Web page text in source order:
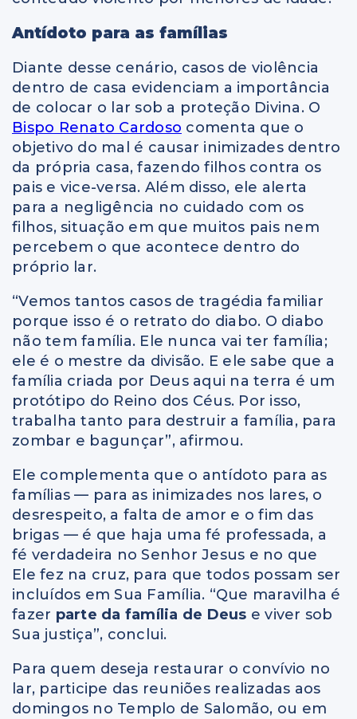
Antídoto para as famílias
Diante desse cenário, casos de violência
dentro de casa evidenciam a importância
de colocar o lar sob a proteção Divina. O
Bispo Renato Cardoso comenta que o
objetivo do mal é causar inimizades dentro
da própria casa, fazendo filhos contra os
pais e vice-versa. Além disso, ele alerta
para a negligência no cuidado com os
filhos, situação em que muitos pais nem
percebem o que acontece dentro do
próprio lar.
“Vemos tantos casos de tragédia familiar
porque isso é o retrato do diabo. O diabo
não tem família. Ele nunca vai ter família;
ele é o mestre da divisão. E ele sabe que a
família criada por Deus aqui na terra é um
protótipo do Reino dos Céus. Por isso,
trabalha tanto para destruir a família, para
zombar e bagunçar”, afirmou.
Ele complementa que o antídoto para as
famílias — para as inimizades nos lares, o
desrespeito, a falta de amor e o fim das
brigas — é que haja uma fé professada, a
fé verdadeira no Senhor Jesus e no que
Ele fez na cruz, para que todos possam ser
incluídos em Sua Família. “Que maravilha é
fazer parte da família de Deus e viver sob
Sua justiça”, conclui.
Para quem deseja restaurar o convívio no
lar, participe das reuniões realizadas aos
domingos no Templo de Salomão, ou em